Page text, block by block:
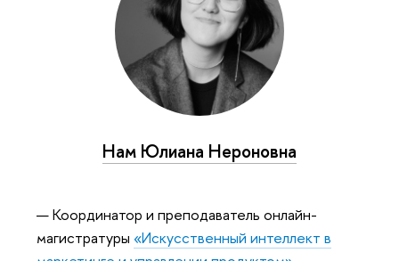
Нам Юлиана Нероновна
Координатор и преподаватель онлайн-
магистратуры «Искусственный интеллект